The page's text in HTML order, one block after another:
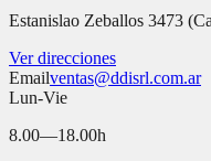
Estanislao Zeballos 3473
Ver direcciones
Emailventas@ddisrl.com.ar
Lun-Vie
8.00—18.00h